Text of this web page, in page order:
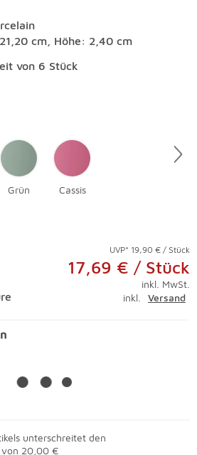
cm, Höhe: 2,40 cm
von 6 Stück
Grün Cassis
UVP* 19,90 € / Stück
17,69 € / Stück
inkl. MwSt.
inkl.
Versand
unterschreitet den
von 20,00 €